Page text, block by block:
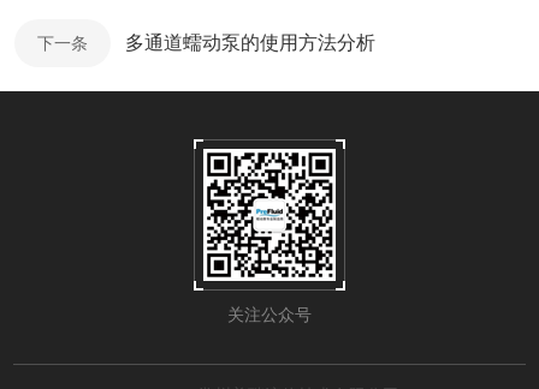
下一条 多通道蠕动泵的使用方法分析
关注公众号